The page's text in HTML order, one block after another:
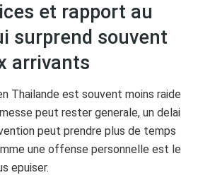
et rapport au
surprend souvent
arrivants
Thailande est souvent moins raide
peut rester generale, un delai
peut prendre plus de temps
une offense personnelle est le
epuiser.